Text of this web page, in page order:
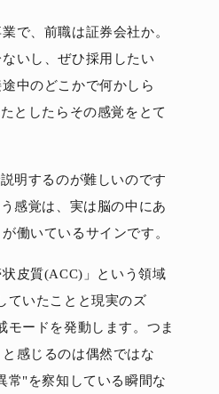
で、前職は証券会社か。
いし、ぜひ採用したい
中のどこかで何かしら
としたらその感覚をとて
明するのが難しいのです
感覚は、実は脳の中にあ
働いているサインです。
皮質(ACC)」という領域
ていたことと現実のズ
モードを発動します。つま
感じるのは偶然ではな
常"を察知している瞬間な